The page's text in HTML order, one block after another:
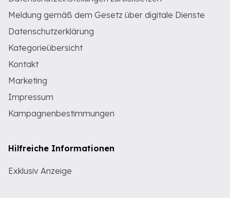
Meldung gemäß dem Gesetz über digitale Dienste
Datenschutzerklärung
Kategorieübersicht
Kontakt
Marketing
Impressum
Kampagnenbestimmungen
Hilfreiche Informationen
Exklusiv Anzeige